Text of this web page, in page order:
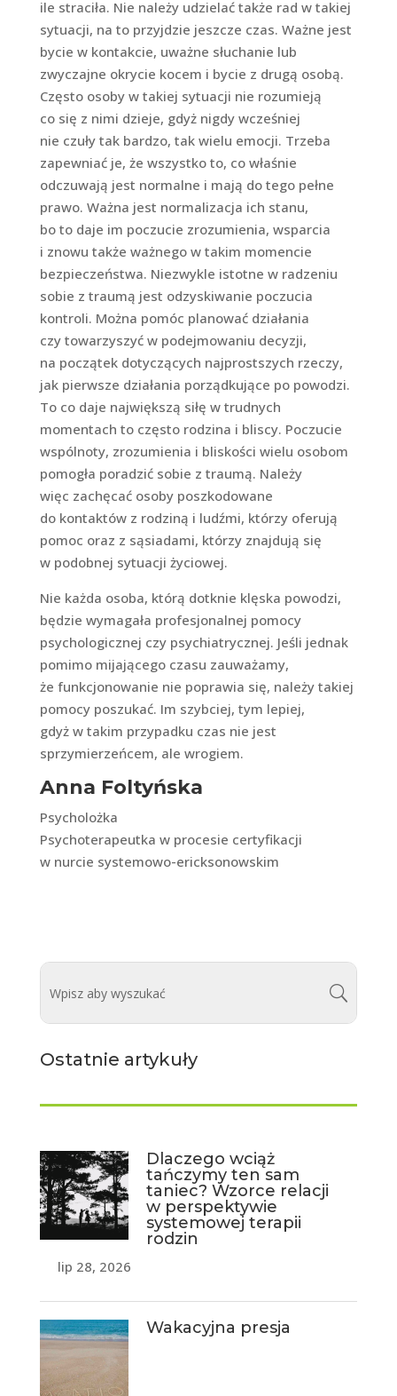
ile straciła. Nie należy udzielać także rad w takiej
sytuacji, na to przyjdzie jeszcze czas. Ważne jest
bycie w kontakcie, uważne słuchanie lub
zwyczajne okrycie kocem i bycie z drugą osobą.
Często osoby w takiej sytuacji nie rozumieją
co się z nimi dzieje, gdyż nigdy wcześniej
nie czuły tak bardzo, tak wielu emocji. Trzeba
zapewniać je, że wszystko to, co właśnie
odczuwają jest normalne i mają do tego pełne
prawo. Ważna jest normalizacja ich stanu,
bo to daje im poczucie zrozumienia, wsparcia
i znowu także ważnego w takim momencie
bezpieczeństwa. Niezwykle istotne w radzeniu
sobie z traumą jest odzyskiwanie poczucia
kontroli. Można pomóc planować działania
czy towarzyszyć w podejmowaniu decyzji,
na początek dotyczących najprostszych rzeczy,
jak pierwsze działania porządkujące po powodzi.
To co daje największą siłę w trudnych
momentach to często rodzina i bliscy. Poczucie
wspólnoty, zrozumienia i bliskości wielu osobom
pomogła poradzić sobie z traumą. Należy
więc zachęcać osoby poszkodowane
do kontaktów z rodziną i ludźmi, którzy oferują
pomoc oraz z sąsiadami, którzy znajdują się
w podobnej sytuacji życiowej.
Nie każda osoba, którą dotknie klęska powodzi,
będzie wymagała profesjonalnej pomocy
psychologicznej czy psychiatrycznej. Jeśli jednak
pomimo mijającego czasu zauważamy,
że funkcjonowanie nie poprawia się, należy takiej
pomocy poszukać. Im szybciej, tym lepiej,
gdyż w takim przypadku czas nie jest
sprzymierzeńcem, ale wrogiem.
Anna Foltyńska
Psycholożka
Psychoterapeutka w procesie certyfikacji
w nurcie systemowo-ericksonowskim
Ostatnie artykuły
Dlaczego wciąż
tańczymy ten sam
taniec? Wzorce relacji
w perspektywie
systemowej terapii
rodzin
lip 28, 2026
Wakacyjna presja